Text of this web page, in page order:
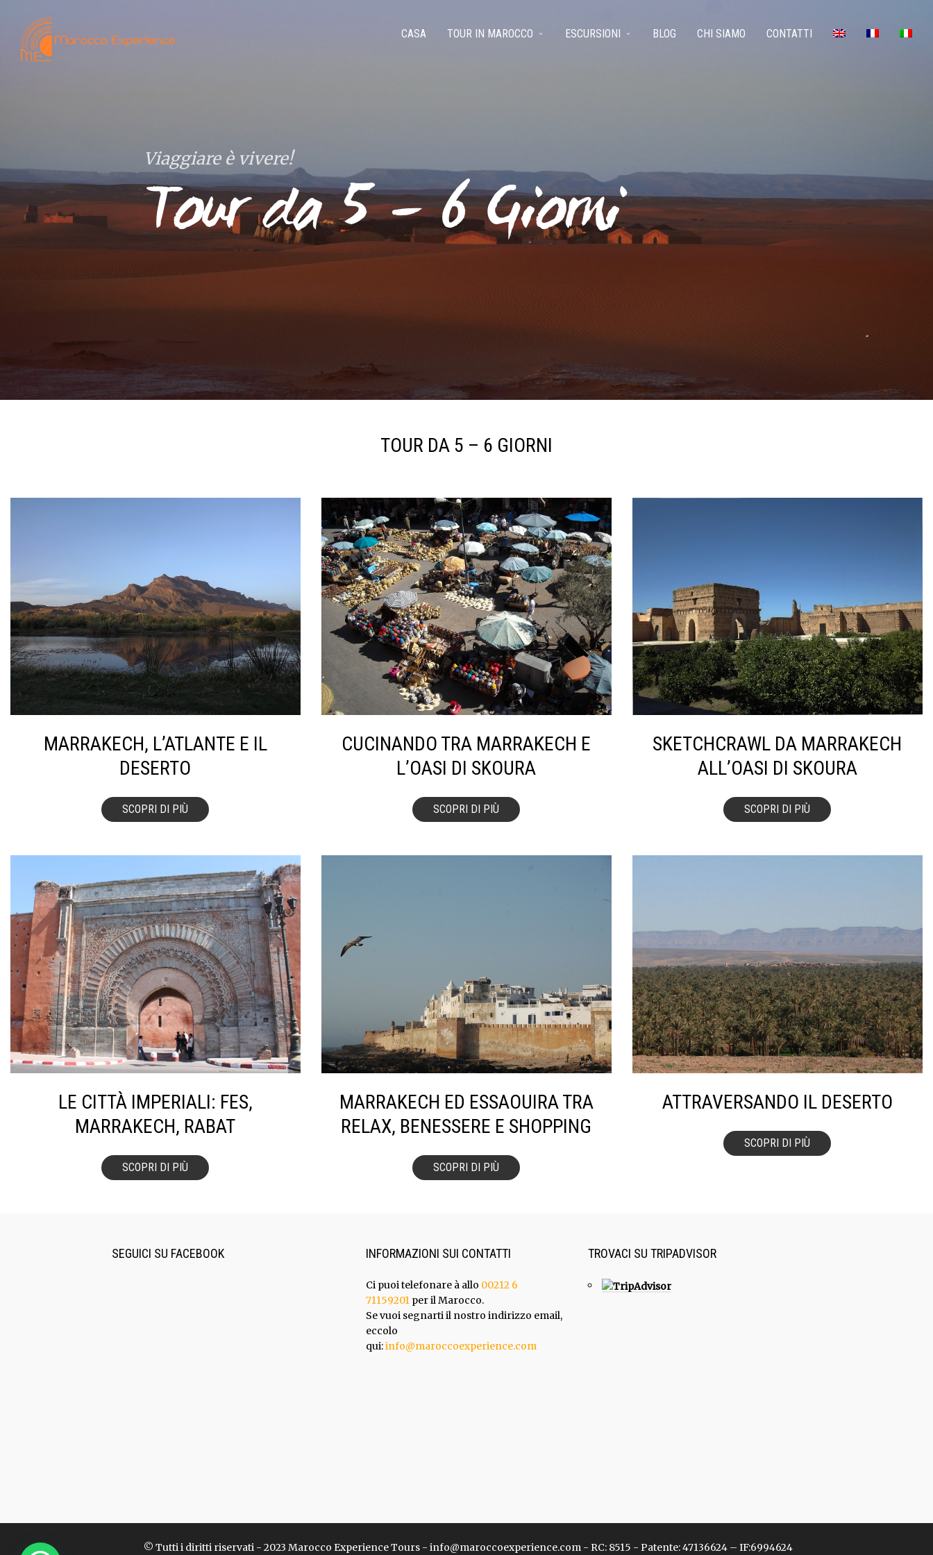
Viaggiare è vivere!
Tour da 5 – 6 Giorni
CASA TOUR IN MAROCCO ESCURSIONI BLOG CHI SIAMO CONTATTI
TOUR DA 5 – 6 GIORNI
MARRAKECH, L’ATLANTE E IL
DESERTO
SCOPRI DI PIÙ
CUCINANDO TRA MARRAKECH E
L’OASI DI SKOURA
SCOPRI DI PIÙ
SKETCHCRAWL DA MARRAKECH
ALL’OASI DI SKOURA
SCOPRI DI PIÙ
LE CITTÀ IMPERIALI: FES,
MARRAKECH, RABAT
SCOPRI DI PIÙ
MARRAKECH ED ESSAOUIRA TRA
RELAX, BENESSERE E SHOPPING
SCOPRI DI PIÙ
ATTRAVERSANDO IL DESERTO
SCOPRI DI PIÙ
SEGUICI SU FACEBOOK INFORMAZIONI SUI CONTATTI
Ci puoi telefonare à allo 00212 6
71159201per il Marocco.
Se vuoi segnarti il nostro indirizzo email,
eccolo
qui:info@maroccoexperience.com
TROVACI SU TRIPADVISOR
© Tutti i diritti riservati - 2023 Marocco Experience Tours - info@maroccoexperience.com - RC: 8515 - Patente: 47136624 – IF:6994624